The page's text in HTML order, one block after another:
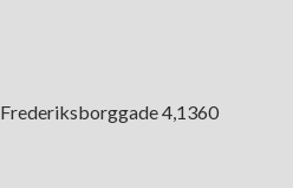
Frederiksborggade 4,1360